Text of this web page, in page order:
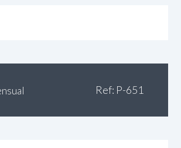
Ref: P-651